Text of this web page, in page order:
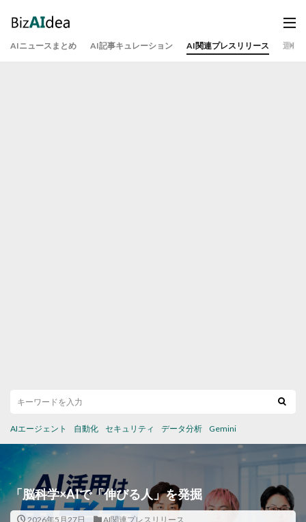
AIニュースまとめ AI記事キュレーション AI関連プレスリリース 運営
AIエージェント 自動化 セキュリティ データ分析 Gemini
「脳科学×AIで「伸びる人」を発掘
2026年5月27日
AI関連プレスリリース